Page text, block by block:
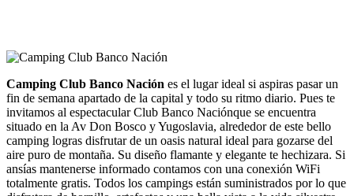
Camping Club Banco Nación es el lugar ideal si aspiras pasar un
fin de semana apartado de la capital y todo su ritmo diario. Pues te
invitamos al espectacular Club Banco Naciónque se encuentra
situado en la Av Don Bosco y Yugoslavia, alrededor de este bello
camping logras disfrutar de un oasis natural ideal para gozarse del
aire puro de montaña. Su diseño flamante y elegante te hechizara. Si
ansías mantenerse informado contamos con una conexión WiFi
totalmente gratis. Todos los campings están suministrados por lo que